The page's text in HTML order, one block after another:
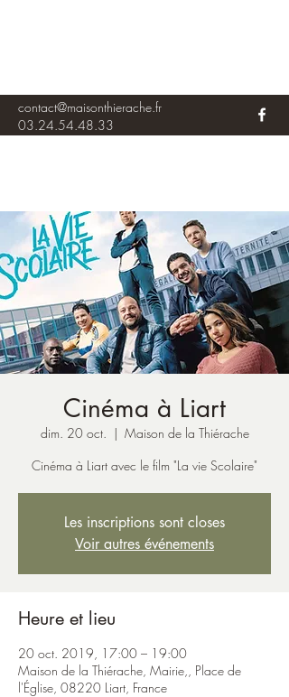
contact@maisonthierache.fr
03.24.54.48.33
Cinéma à Liart
dim. 20 oct.
  |
Maison de la Thiérache
Les inscriptions sont closes
Voir autres événements
Heure et lieu
20 oct. 2019, 17:00 – 19:00
Maison de la Thiérache, Mairie,, Place de
l'Église, 08220 Liart, France